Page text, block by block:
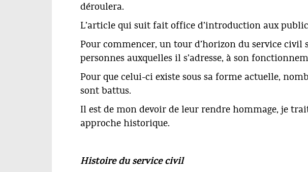
déroulera.
L’article qui suit fait office d’introduction aux
Pour commencer, un tour d’horizon du service civil
personnes auxquelles il s’adresse, à son
Pour que celui-ci existe sous sa forme actuelle,
sont battus.
Il est de mon devoir de leur rendre hommage, je
approche historique.
Histoire du service civil